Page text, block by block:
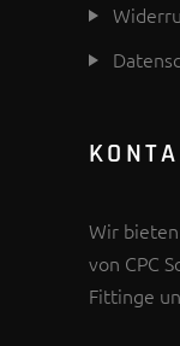
Wir
von CPC
Fittinge